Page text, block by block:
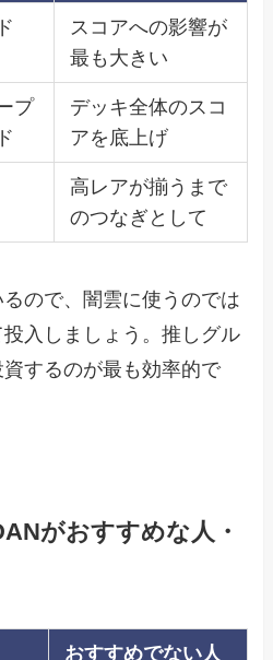
スコアへの影響が
最も大きい
プ
デッキ全体のスコ
アを底上げ
高レアが揃うまで
のつなぎとして
ので、闇雲に使うのでは
入しましょう。推しグル
するのが最も効率的で
がおすすめな人・
おすすめでない人